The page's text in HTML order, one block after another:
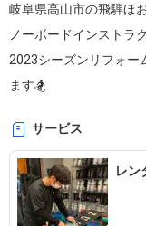
岐阜県高山市の飛騨ほ
ノーボードインストラ
2023シーズンリフォ
ます🏂
サービス
レン